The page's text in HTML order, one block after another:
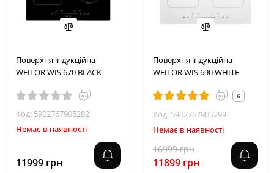
Поверхня індукційна
WEILOR WIS 670 BLACK
Код: 5902767905282
Немає в наявності
11999 грн
Поверхня індукційна
WEILOR WIS 690 WHITE
6
Код: 5902767905299
Немає в наявності
16999 грн
11899 грн